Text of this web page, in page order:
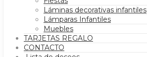
Láminas decorativas infantiles
Lámparas Infantiles
Muebles
TARJETAS REGALO
CONTACTO